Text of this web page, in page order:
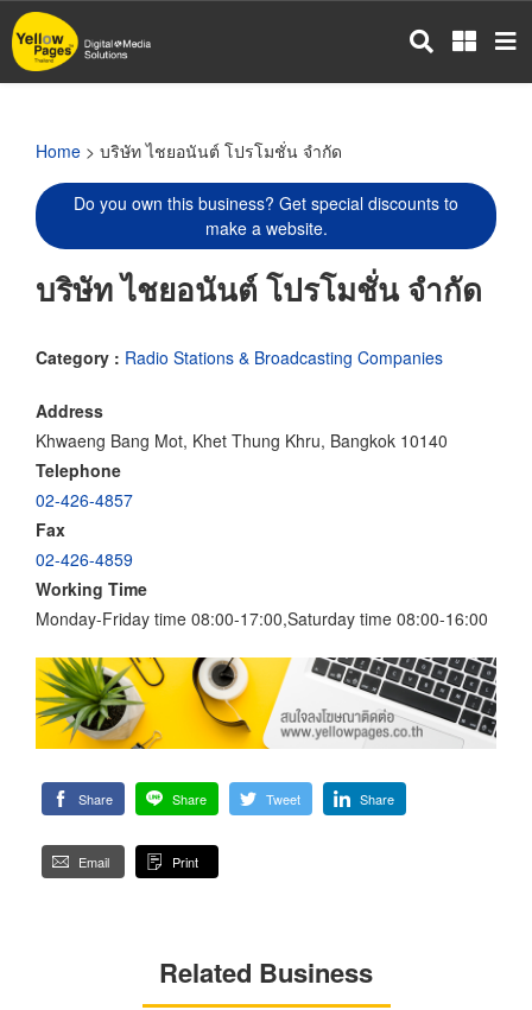
Skip
to
main
Home > บริษัท ไชยอนันต์ โปรโมชั่น จำกัด
Do you own this business? Get special discounts to
make a website.
บริษัท ไชยอนันต์ โปรโมชั่น จำกัด
Category : Radio Stations & Broadcasting Companies
Address
Khwaeng Bang Mot, Khet Thung Khru, Bangkok 10140
Telephone
02-426-4857
Fax
02-426-4859
Working Time
Monday-Friday time 08:00-17:00,Saturday time 08:00-16:00
Share Share Tweet Share
Email Print
Related Business